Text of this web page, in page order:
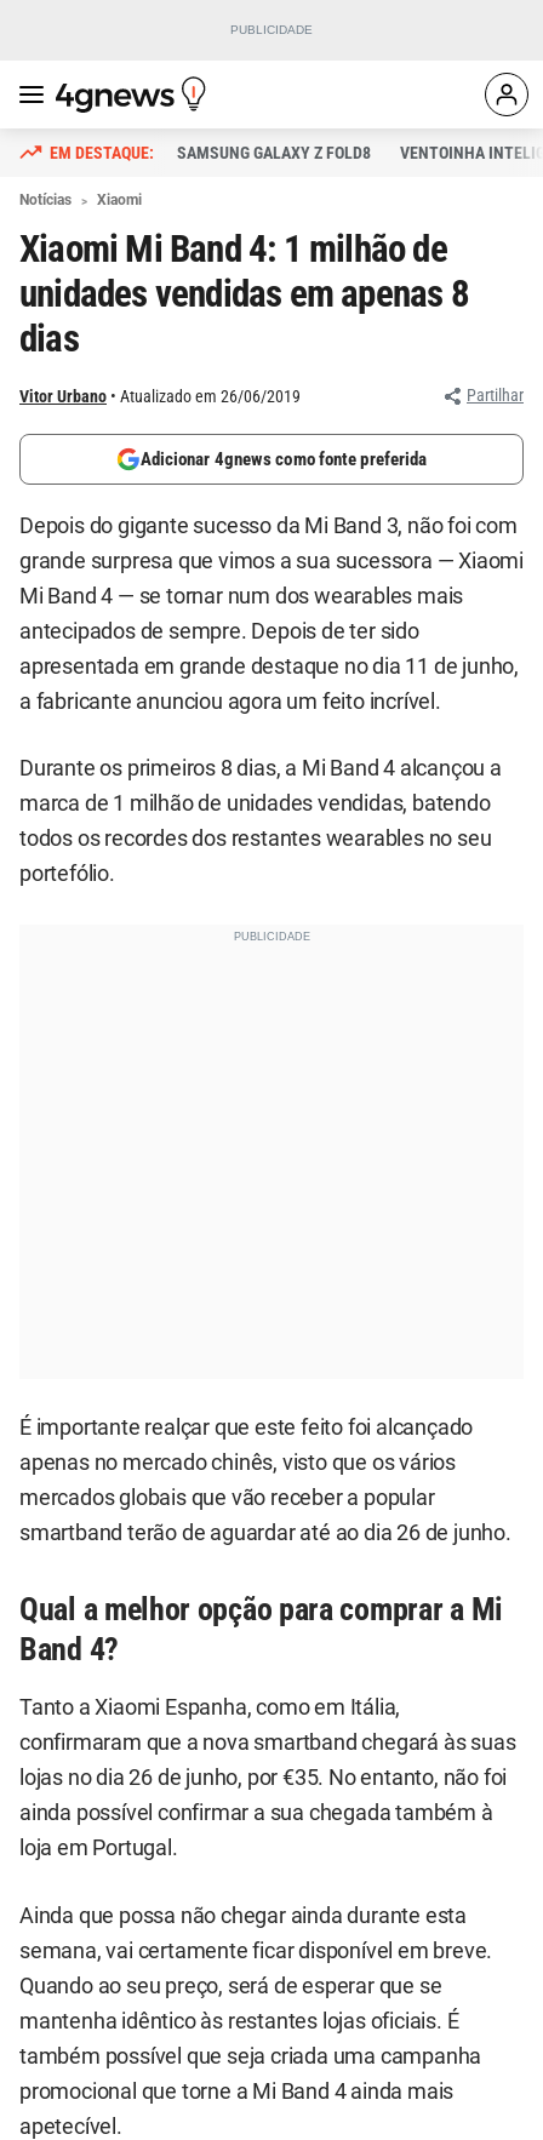
SAMSUNG GALAXY Z FOLD8 VENTOINHA
Notícias Xiaomi
Xiaomi Mi Band 4: 1 milhão de
unidades vendidas em apenas 8
dias
Vitor Urbano Atualizado em 26/06/2019 Partilhar
Adicionar 4gnews como fonte preferida
Depois do gigante sucesso da Mi Band 3, não foi com
grande surpresa que vimos a sua sucessora — Xiaomi
Mi Band 4 — se tornar num dos wearables mais
antecipados de sempre. Depois de ter sido
apresentada em grande destaque no dia 11 de junho,
a fabricante anunciou agora um feito incrível.
Durante os primeiros 8 dias, a Mi Band 4 alcançou a
marca de 1 milhão de unidades vendidas, batendo
todos os recordes dos restantes wearables no seu
portefólio.
É importante realçar que este feito foi alcançado
apenas no mercado chinês, visto que os vários
mercados globais que vão receber a popular
smartband terão de aguardar até ao dia 26 de junho.
Qual a melhor opção para comprar a Mi
Band 4?
Tanto a Xiaomi Espanha, como em Itália,
confirmaram que a nova smartband chegará às suas
lojas no dia 26 de junho, por €35. No entanto, não foi
ainda possível confirmar a sua chegada também à
loja em Portugal.
Ainda que possa não chegar ainda durante esta
semana, vai certamente ficar disponível em breve.
Quando ao seu preço, será de esperar que se
mantenha idêntico às restantes lojas oficiais. É
também possível que seja criada uma campanha
promocional que torne a Mi Band 4 ainda mais
apetecível.